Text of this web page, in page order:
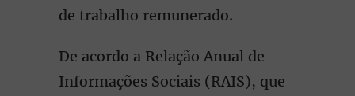
de trabalho remunerado.
De acordo a Relação Anual de
Informações Sociais (RAIS), que